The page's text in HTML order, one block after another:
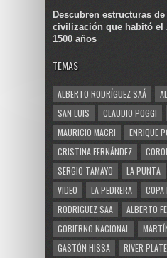
Descubren estructuras
civilización que habitó el
1500 años
TEMAS
ALBERTO RODRÍGUEZ SAÁ
SAN LUIS
CLAUDIO POGGI
MAURICIO MACRI
ENRIQUE
CRISTINA FERNÁNDEZ
SERGIO TAMAYO
LA PUNTA
VIDEO
LA PEDRERA
COPA
RODRIGUEZ SAA
ALBERTO
GOBIERNO NACIONAL
GASTÓN HISSA
RIVER PLATE